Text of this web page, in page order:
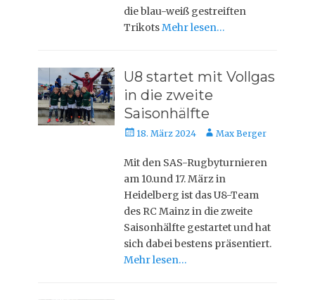
die blau-weiß gestreiften
TrikotsMehr lesen…
U8 startet mit Vollgas
in die zweite
Saisonhälfte
Posted
18. März 2024 AutorMax Berger
Mit den SAS-Rugbyturnieren
am 10.und 17. März in
Heidelberg ist das U8-Team
des RC Mainz in die zweite
Saisonhälfte gestartet und hat
sich dabei bestens präsentiert.
Mehr lesen…